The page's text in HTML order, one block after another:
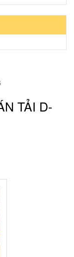
TẢI D-